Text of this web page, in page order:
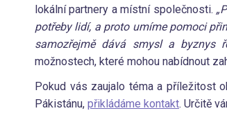
lokální partnery a místní společnosti.
potřeby lidí, a proto umíme pomoci
samozřejmě dává smysl a byznys
možnostech, které mohou nabídnout
Pokud vás zaujalo téma a příležitost
Pákistánu, přikládáme kontakt. Určitě